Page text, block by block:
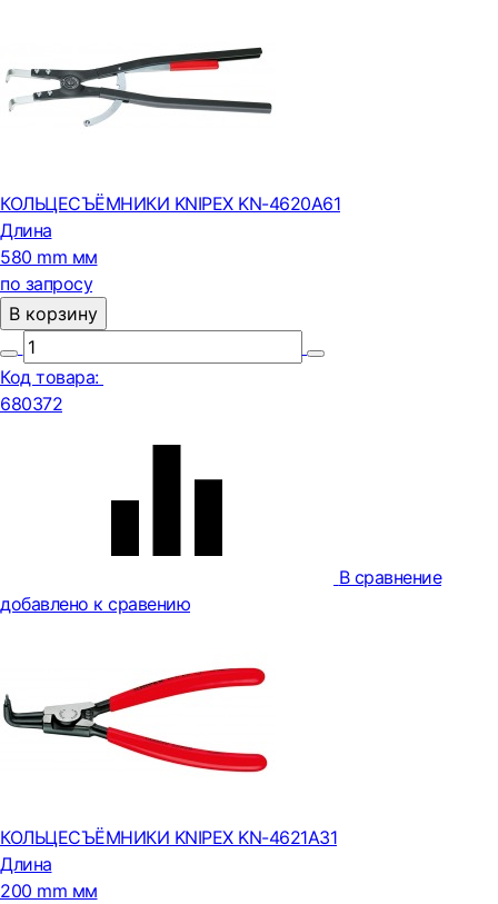
КОЛЬЦЕСЪЁМНИКИ KNIPEX KN-4620A61
Длина
580 mm мм
по запросу
В корзину
Код товара:
680372
В сравнение
добавлено к сравению
КОЛЬЦЕСЪЁМНИКИ KNIPEX KN-4621A31
Длина
200 mm мм